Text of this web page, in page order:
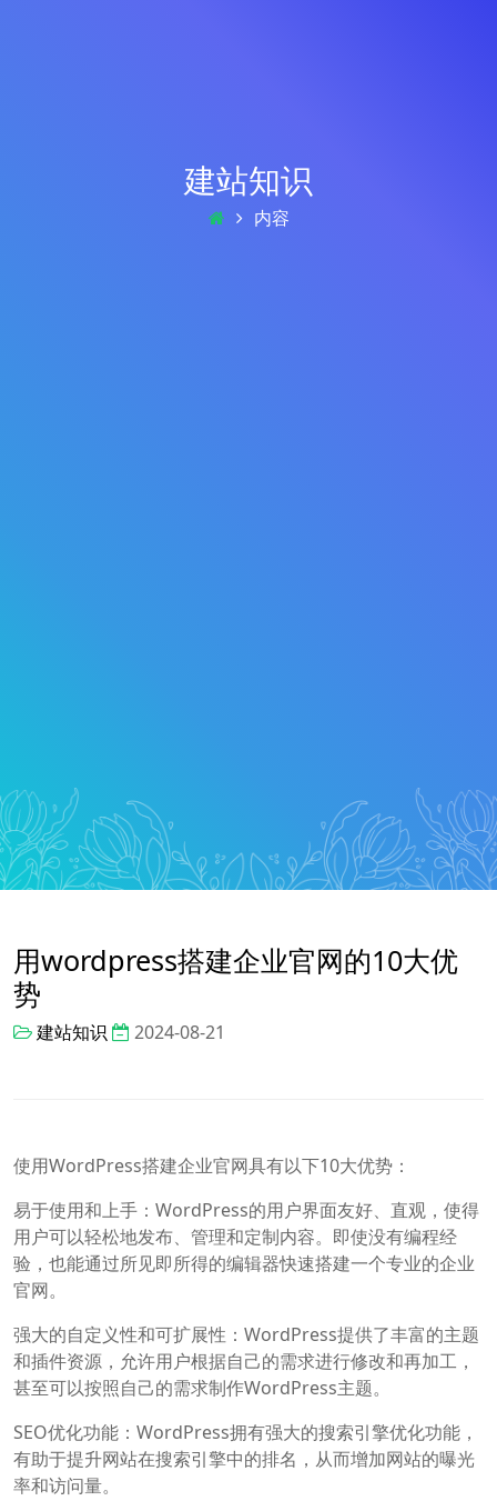
建站知识
内容
用wordpress搭建企业官网的10大优
势
建站知识 2024-08-21
使用WordPress搭建企业官网具有以下10大优势：
易于使用和上手：WordPress的用户界面友好、直观，使得
用户可以轻松地发布、管理和定制内容。即使没有编程经
验，也能通过所见即所得的编辑器快速搭建一个专业的企业
官网。
强大的自定义性和可扩展性：WordPress提供了丰富的主题
和插件资源，允许用户根据自己的需求进行修改和再加工，
甚至可以按照自己的需求制作WordPress主题。
SEO优化功能：WordPress拥有强大的搜索引擎优化功能，
有助于提升网站在搜索引擎中的排名，从而增加网站的曝光
率和访问量。